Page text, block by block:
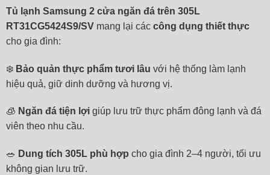
Tủ lạnh Samsung 2 cửa ngăn đá trên 305L
RT31CG5424S9/SV mang lại các công dụng thiết thực
cho gia đình:
❄️ Bảo quản thực phẩm tươi lâu với hệ thống làm lạnh
hiệu quả, giữ dinh dưỡng và hương vị.
🧊 Ngăn đá tiện lợi giúp lưu trữ thực phẩm đông lạnh và đá
viên theo nhu cầu.
🥗 Dung tích 305L phù hợp cho gia đình 2–4 người, tối ưu
không gian lưu trữ.